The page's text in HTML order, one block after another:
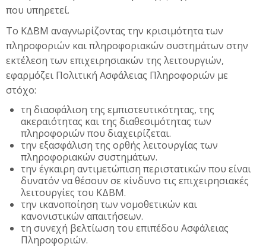
Ελληνικά ‎(el)‎
Αναζήτηση
μαθημάτων
που υπηρετεί.
Το ΚΔΒΜ αναγνωρίζοντας την κρισιμότητα των
πληροφοριών και πληροφοριακών συστημάτων στην
εκτέλεση των επιχειρησιακών της λειτουργιών,
εφαρμόζει Πολιτική Ασφάλειας Πληροφοριών με
στόχο:
τη διασφάλιση της εμπιστευτικότητας, της
ακεραιότητας και της διαθεσιμότητας των
πληροφοριών που διαχειρίζεται.
την εξασφάλιση της ορθής λειτουργίας των
πληροφοριακών συστημάτων.
την έγκαιρη αντιμετώπιση περιστατικών που είναι
δυνατόν να θέσουν σε κίνδυνο τις επιχειρησιακές
λειτουργίες του ΚΔΒΜ.
την ικανοποίηση των νομοθετικών και
κανονιστικών απαιτήσεων.
τη συνεχή βελτίωση του επιπέδου Ασφάλειας
Πληροφοριών.